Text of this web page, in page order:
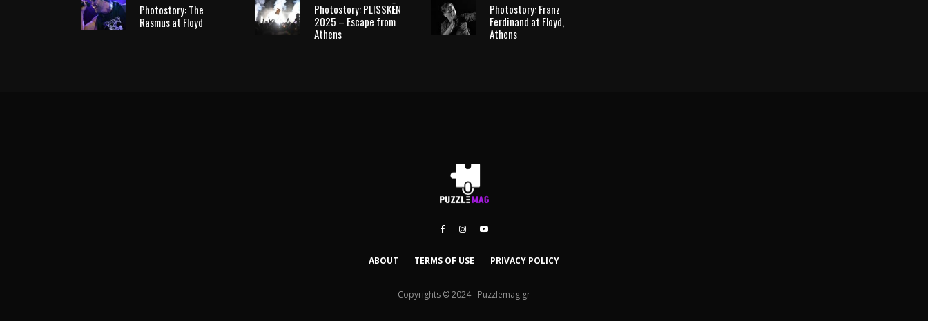
Photostory: The
Rasmus at Floyd
Photostory: PLISSKËN
2025 – Escape from
Athens
Photostory: Franz
Ferdinand at Floyd,
Athens
ABOUT TERMS OF USE PRIVACY POLICY
Copyrights © 2024 - Puzzlemag.gr